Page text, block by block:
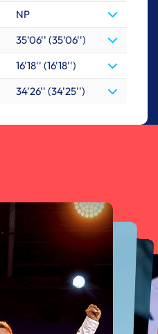
NP
35'06'' (35'06'')
16'18'' (16'18'')
34'26'' (34'25'')